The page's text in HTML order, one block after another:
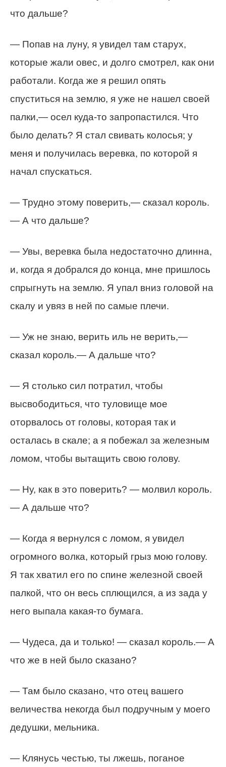
что дальше?
— Попав на луну, я увидел там старух,
которые жали овес, и долго смотрел, как они
работали. Когда же я решил опять
спуститься на землю, я уже не нашел своей
палки,— осел куда-то запропастился. Что
было делать? Я стал свивать колосья; у
меня и получилась веревка, по которой я
начал спускаться.
— Трудно этому поверить,— сказал король.
— А что дальше?
— Увы, веревка была недостаточно длинна,
и, когда я добрался до конца, мне пришлось
спрыгнуть на землю. Я упал вниз головой на
скалу и увяз в ней по самые плечи.
— Уж не знаю, верить иль не верить,—
сказал король.— А дальше что?
— Я столько сил потратил, чтобы
высвободиться, что туловище мое
оторвалось от головы, которая так и
осталась в скале; а я побежал за железным
ломом, чтобы вытащить свою голову.
— Ну, как в это поверить? — молвил король.
— А дальше что?
— Когда я вернулся с ломом, я увидел
огромного волка, который грыз мою голову.
Я так хватил его по спине железной своей
палкой, что он весь сплющился, а из зада у
него выпала какая-то бумага.
— Чудеса, да и только! — сказал король.— А
что же в ней было сказано?
— Там было сказано, что отец вашего
величества некогда был подручным у моего
дедушки, мельника.
— Клянусь честью, ты лжешь, поганое